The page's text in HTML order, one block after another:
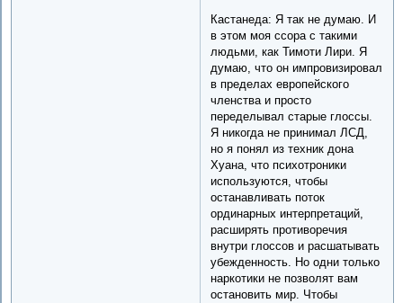
Кастанеда: Я так не думаю. И
в этом моя ссора с такими
людьми, как Тимоти Лири. Я
думаю, что он импровизировал
в пределах европейского
членства и просто
переделывал старые глоссы.
Я никогда не принимал ЛСД,
но я понял из техник дона
Хуана, что психотроники
используются, чтобы
останавливать поток
ординарных интерпретаций,
расширять противоречия
внутри глоссов и расшатывать
убежденность. Но одни только
наркотики не позволят вам
остановить мир. Чтобы